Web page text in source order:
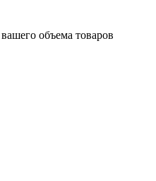
объема товаров